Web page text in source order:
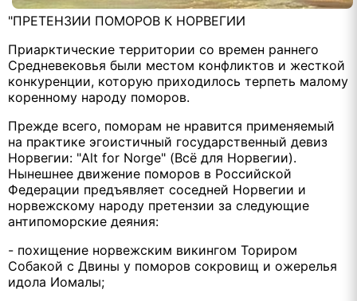
"ПРЕТЕНЗИИ ПОМОРОВ К НОРВЕГИИ
Приарктические территории со времен раннего
Средневековья были местом конфликтов и жесткой
конкуренции, которую приходилось терпеть малому
коренному народу поморов.
Прежде всего, поморам не нравится применяемый
на практике эгоистичный государственный девиз
Норвегии: "Alt for Norge" (Всё для Норвегии).
Нынешнее движение поморов в Российской
Федерации предъявляет соседней Норвегии и
норвежскому народу претензии за следующие
антипоморские деяния:
- похищение норвежским викингом Ториром
Собакой с Двины у поморов сокровищ и ожерелья
идола Иомалы;